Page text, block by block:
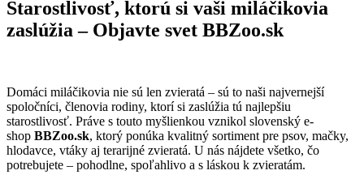
Starostlivosť, ktorú si vaši miláčikovia
zaslúžia – Objavte svet BBZoo.sk
Domáci miláčikovia nie sú len zvieratá – sú to naši najvernejší
spoločníci, členovia rodiny, ktorí si zaslúžia tú najlepšiu
starostlivosť. Práve s touto myšlienkou vznikol slovenský e-
shop BBZoo.sk, ktorý ponúka kvalitný sortiment pre psov, mačky,
hlodavce, vtáky aj terarijné zvieratá. U nás nájdete všetko, čo
potrebujete – pohodlne, spoľahlivo a s láskou k zvieratám.